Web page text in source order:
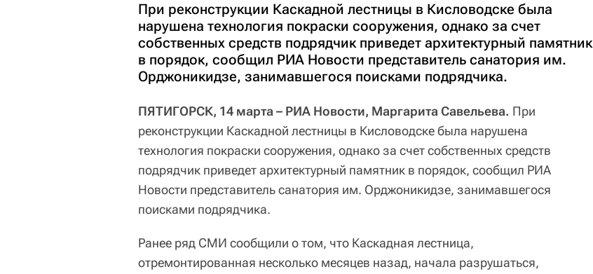
При реконструкции Каскадной лестницы в Кисловодске была
нарушена технология покраски сооружения, однако за счет
собственных средств подрядчик приведет архитектурный памятник
в порядок, сообщил РИА Новости представитель санатория им.
Орджоникидзе, занимавшегося поисками подрядчика.
ПЯТИГОРСК, 14 марта – РИА Новости, Маргарита Савельева. При
реконструкции Каскадной лестницы в Кисловодске была нарушена
технология покраски сооружения, однако за счет собственных средств
подрядчик приведет архитектурный памятник в порядок, сообщил РИА
Новости представитель санатория им. Орджоникидзе, занимавшегося
поисками подрядчика.
Ранее ряд СМИ сообщили о том, что Каскадная лестница,
отремонтированная несколько месяцев назад, начала разрушаться,